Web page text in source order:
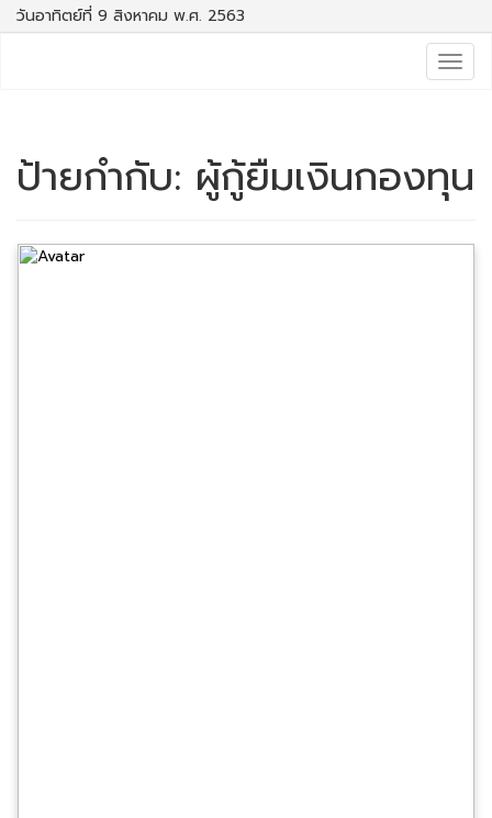
วันอาทิตย์ที่ 9 สิงหาคม พ.ศ. 2563
ป้ายกำกับ: ผู้กู้ยืมเงินกองทุน